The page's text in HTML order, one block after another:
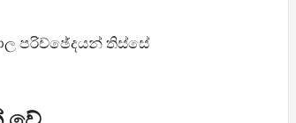
පරිච්ඡේදයන් තිස්සේ